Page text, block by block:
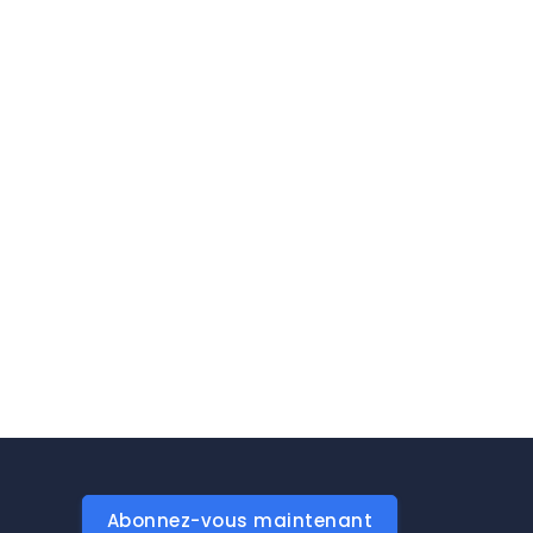
Abonnez-vous maintenant